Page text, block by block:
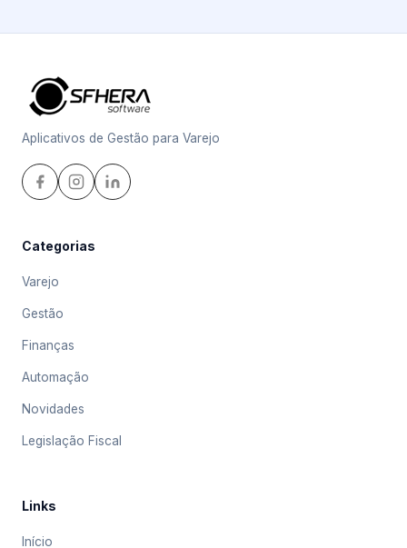
Aplicativos de Gestão para Varejo
Categorias
Varejo
Gestão
Finanças
Automação
Novidades
Legislação Fiscal
Links
Início